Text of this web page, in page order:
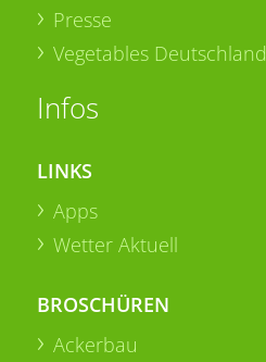
Presse
Vegetables Deutschland
Infos
LINKS
Apps
Wetter Aktuell
BROSCHÜREN
Ackerbau